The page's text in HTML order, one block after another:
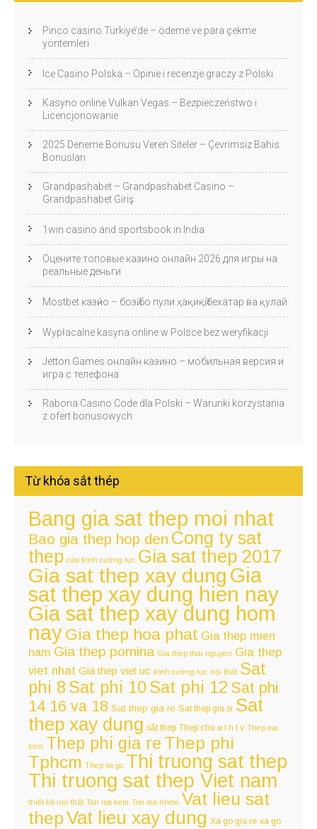
Pinco casino Türkiye’de – ödeme ve para çekme
yöntemleri
Ice Casino Polska – Opinie i recenzje graczy z Polski
Kasyno online Vulkan Vegas – Bezpieczeństwo i
Licencjonowanie
2025 Deneme Bonusu Veren Siteler – Çevrimsiz Bahis
Bonusları
Grandpashabet – Grandpashabet Casino –
Grandpashabet Giriş
1win casino and sportsbook in India
Оцените топовые казино онлайн 2026 для игры на
реальные деньги
Mostbet казӣно – бозӣ бо пули ҳақиқӣ бехатар ва қулай
Wypłacalne kasyna online w Polsce bez weryfikacji
Jetton Games онлайн казино – мобильная версия и
игра с телефона
Rabona Casino Code dla Polski – Warunki korzystania
z ofert bonusowych
Từ khóa sắt thép
Bang gia sat thep moi nhat
Bao gia thep hop den Cong ty sat
thep cửa kính cường lực Gia sat thep 2017
Gia sat thep xay dung Gia
sat thep xay dung hien nay
Gia sat thep xay dung hom
nayGia thep hoa phat Gia thep mien
nam Gia thep pomina Gia thep thai nguyen Gia thep
viet nhat Gia thep viet uc kính cường lực nội thất Sat
phi 8 Sat phi 10Sat phi 12 Sat phi
14 16 va 18 Sat thep gia re Sat thep gia si Sat
thep xay dung sắt thép Thep chu u i h l v Thep ma
kem Thep phi gia re Thep phi
Tphcm Thep xa go Thi truong sat thep
Thi truong sat thep Viet nam
thiết kế nội thất Ton ma kem Ton ma nhom Vat lieu sat
thepVat lieu xay dung Xa go gia re xa go